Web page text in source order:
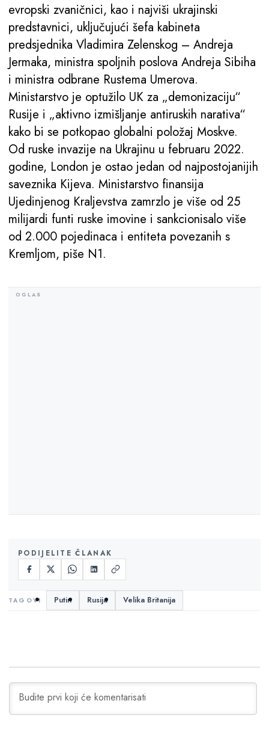
evropski zvaničnici, kao i najviši ukrajinski
predstavnici, uključujući šefa kabineta
predsjednika Vladimira Zelenskog – Andreja
Jermaka, ministra spoljnih poslova Andreja Sibiha
i ministra odbrane Rustema Umerova.
Ministarstvo je optužilo UK za „demonizaciju“
Rusije i „aktivno izmišljanje antiruskih narativa“
kako bi se potkopao globalni položaj Moskve.
Od ruske invazije na Ukrajinu u februaru 2022.
godine, London je ostao jedan od najpostojanijih
saveznika Kijeva. Ministarstvo finansija
Ujedinjenog Kraljevstva zamrzlo je više od 25
milijardi funti ruske imovine i sankcionisalo više
od 2.000 pojedinaca i entiteta povezanih s
Kremljom, piše N1.
PODIJELITE ČLANAK
Putin Rusija Velika Britanija